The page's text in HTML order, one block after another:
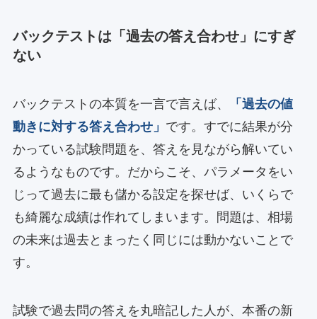
バックテストは「過去の答え合わせ」にすぎ
ない
バックテストの本質を一言で言えば、
「過去の値
動きに対する答え合わせ」 です。すでに結果が分
かっている試験問題を、答えを見ながら解いてい
るようなものです。だからこそ、パラメータをい
じって過去に最も儲かる設定を探せば、いくらで
も綺麗な成績は作れてしまいます。問題は、相場
の未来は過去とまったく同じには動かないことで
す。
試験で過去問の答えを丸暗記した人が、本番の新